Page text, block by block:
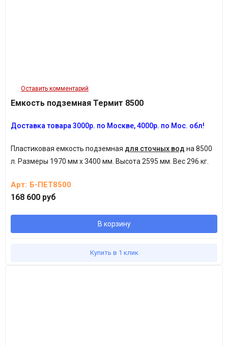
Оставить комментарий
Емкость подземная Термит 8500
Доставка товара 3000р. по Москве, 4000р. по Мос. обл!
Пластиковая емкость подземная для сточных вод на 8500
л. Размеры 1970 мм х 3400 мм. Высота 2595 мм. Вес 296 кг.
Арт: Б-ПЕТ8500
168 600 руб
В корзину
Купить в 1 клик